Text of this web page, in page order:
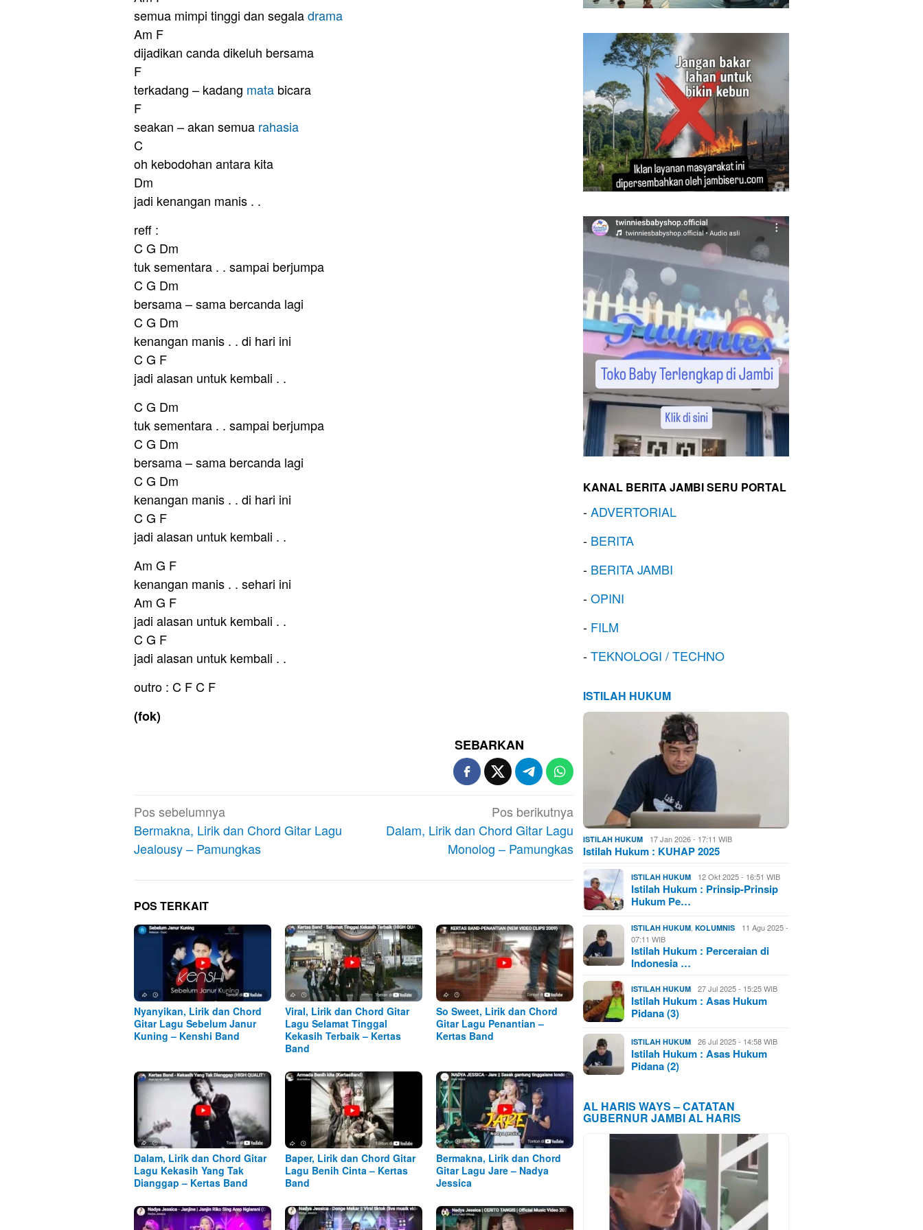
semua mimpi tinggi dan segaladrama
Am F
dijadikan canda dikeluh bersama
F
terkadang – kadang mata bicara
F
seakan – akan semua rahasia
C
oh kebodohan antara kita
Dm
jadi kenangan manis . .
reff :
C G Dm
tuk sementara . . sampai berjumpa
C G Dm
bersama – sama bercanda lagi
C G Dm
kenangan manis . . di hari ini
C G F
jadi alasan untuk kembali . .
C G Dm
tuk sementara . . sampai berjumpa
C G Dm
bersama – sama bercanda lagi
C G Dm
kenangan manis . . di hari ini
C G F
jadi alasan untuk kembali . .
Am G F
kenangan manis . . sehari ini
Am G F
jadi alasan untuk kembali . .
C G F
jadi alasan untuk kembali . .
outro : C F C F
(fok)
SEBARKAN
Navigasi
pos
Pos sebelumnya
Bermakna, Lirik dan Chord Gitar Lagu
Jealousy – Pamungkas
Pos berikutnya
Dalam, Lirik dan Chord Gitar Lagu
Monolog – Pamungkas
POS TERKAIT
Nyanyikan, Lirik dan Chord
Gitar Lagu Sebelum Janur
Kuning – Kenshi Band
Viral, Lirik dan Chord Gitar
Lagu Selamat Tinggal
Kekasih Terbaik – Kertas
Band
So Sweet, Lirik dan Chord
Gitar Lagu Penantian –
Kertas Band
Dalam, Lirik dan Chord Gitar
Lagu Kekasih Yang Tak
Dianggap – Kertas Band
Baper, Lirik dan Chord Gitar
Lagu Benih Cinta – Kertas
Band
Bermakna, Lirik dan Chord
Gitar Lagu Jare – Nadya
Jessica
KANAL BERITA JAMBI SERU PORTAL
-ADVERTORIAL
- BERITA
- BERITA JAMBI
-OPINI
- FILM
-TEKNOLOGI / TECHNO
ISTILAH HUKUM
ISTILAH HUKUM 17 Jan 2026 - 17:11 WIB
Istilah Hukum : KUHAP 2025
ISTILAH HUKUM 12 Okt 2025 - 16:51 WIB
Istilah Hukum : Prinsip-Prinsip
Hukum Pe…
ISTILAH HUKUM ,KOLUMNIS
11 Agu 2025 -
07:11 WIB
Istilah Hukum : Perceraian di
Indonesia …
ISTILAH HUKUM 27 Jul 2025 - 15:25 WIB
Istilah Hukum : Asas Hukum
Pidana (3)
ISTILAH HUKUM 26 Jul 2025 - 14:58 WIB
Istilah Hukum : Asas Hukum
Pidana (2)
AL HARIS WAYS – CATATAN
GUBERNUR JAMBI AL HARIS